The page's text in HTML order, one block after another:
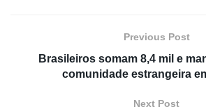
Previous Post
Brasileiros somam 8,4 mil e
comunidade estrangeira
Next Post